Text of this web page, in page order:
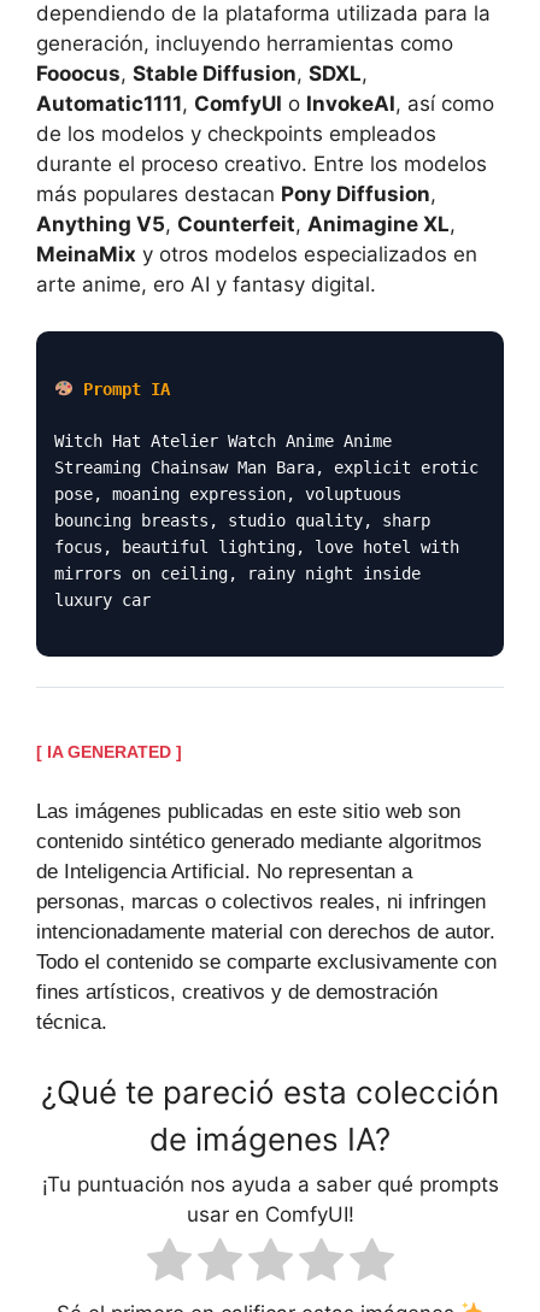
dependiendo de la plataforma utilizada para la
generación, incluyendo herramientas como
Fooocus, Stable Diffusion, SDXL,
Automatic1111, ComfyUI o InvokeAI, así como
de los modelos y checkpoints empleados
durante el proceso creativo. Entre los modelos
más populares destacan Pony Diffusion,
Anything V5, Counterfeit, Animagine XL,
MeinaMix y otros modelos especializados en
arte anime, ero AI y fantasy digital.
Prompt IA
Witch Hat Atelier Watch Anime Anime
Streaming Chainsaw Man Bara, explicit erotic
pose, moaning expression, voluptuous
bouncing breasts, studio quality, sharp
focus, beautiful lighting, love hotel with
mirrors on ceiling, rainy night inside
luxury car
[ IA GENERATED ]
Las imágenes publicadas en este sitio web son
contenido sintético generado mediante algoritmos
de Inteligencia Artificial. No representan a
personas, marcas o colectivos reales, ni infringen
intencionadamente material con derechos de autor.
Todo el contenido se comparte exclusivamente con
fines artísticos, creativos y de demostración
técnica.
¿Qué te pareció esta colección
de imágenes IA?
¡Tu puntuación nos ayuda a saber qué prompts
usar en ComfyUI!